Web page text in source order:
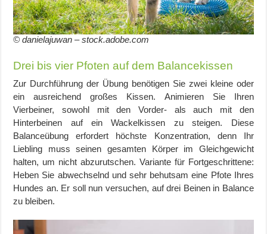
© danielajuwan – stock.adobe.com
Drei bis vier Pfoten auf dem Balancekissen
Zur Durchführung der Übung benötigen Sie zwei kleine oder
ein ausreichend großes Kissen. Animieren Sie Ihren
Vierbeiner, sowohl mit den Vorder- als auch mit den
Hinterbeinen auf ein Wackelkissen zu steigen. Diese
Balanceübung erfordert höchste Konzentration, denn Ihr
Liebling muss seinen gesamten Körper im Gleichgewicht
halten, um nicht abzurutschen. Variante für Fortgeschrittene:
Heben Sie abwechselnd und sehr behutsam eine Pfote Ihres
Hundes an. Er soll nun versuchen, auf drei Beinen in Balance
zu bleiben.